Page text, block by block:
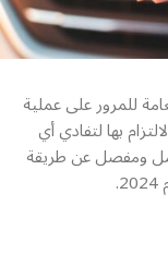
للمرور على عملية
بها لتفادي أي
ومفصل عن طريقة